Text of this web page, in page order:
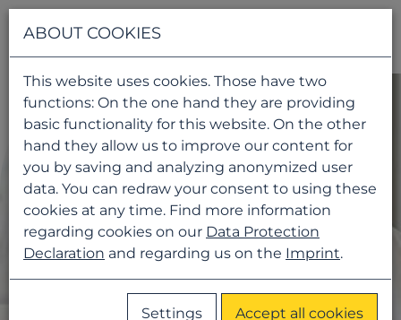
ABOUT COOKIES
This website uses cookies. Those have two
functions: On the one hand they are providing
basic functionality for this website. On the other
hand they allow us to improve our content for
you by saving and analyzing anonymized user
data. You can redraw your consent to using these
cookies at any time. Find more information
regarding cookies on our Data Protection
Declaration and regarding us on the Imprint.
Settings Accept all cookies